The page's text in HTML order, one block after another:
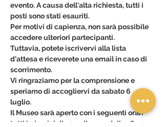
evento. A causa dell'alta richiesta, tutti i
posti sono stati esauriti.
Per motivi di capienza, non sarà possibile
accedere ulteriori partecipanti.
Tuttavia, potete iscrivervi alla lista
d'attesa e riceverete una email in caso di
scorrimento.
Vi ringraziamo per la comprensione e
speriamo di accogliervi da sabato 6
luglio.
Il Museo sarà aperto con i seguenti orari
tutti i giorni dalle 09 alle 13 e dalle 18.30